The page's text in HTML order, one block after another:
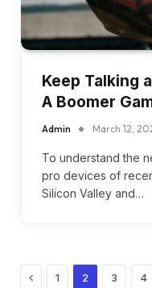
Keep Talking
A Boomer
Admin March 12,
To understand the
pro devices of
Silicon Valley and…
Previous
1 2 3 4